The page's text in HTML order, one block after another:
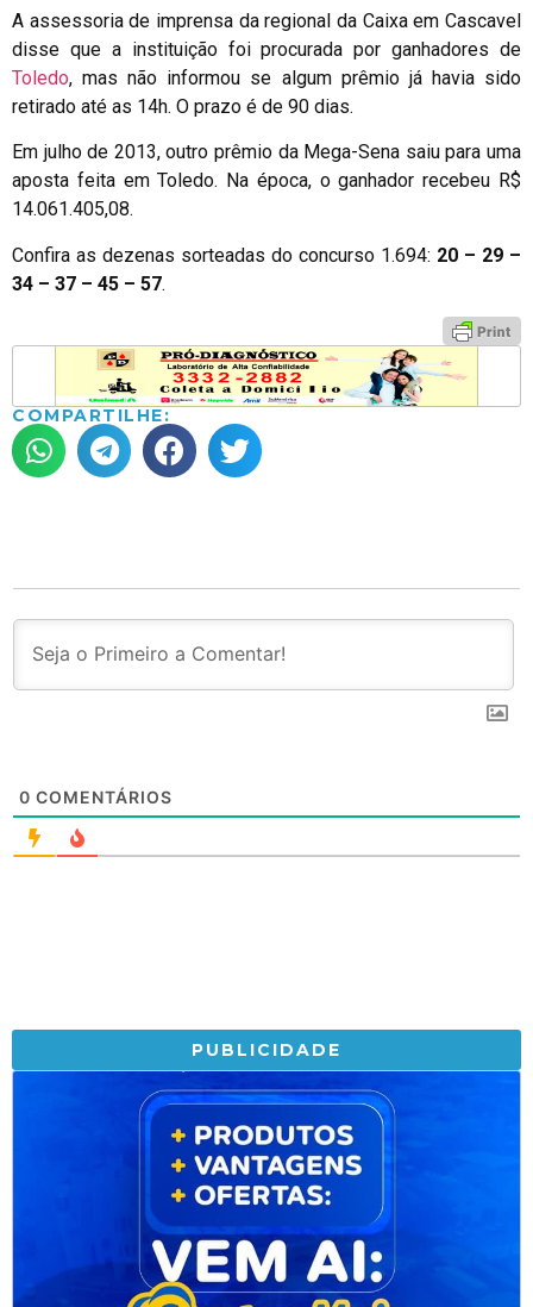
A assessoria de imprensa da regional da Caixa em Cascavel
disse que a instituição foi procurada por ganhadores de
Toledo, mas não informou se algum prêmio já havia sido
retirado até as 14h. O prazo é de 90 dias.
Em julho de 2013, outro prêmio da Mega-Sena saiu para uma
aposta feita em Toledo. Na época, o ganhador recebeu R$
14.061.405,08.
Confira as dezenas sorteadas do concurso 1.694: 20 – 29 –
34 – 37 – 45 – 57.
COMPARTILHE:
0 COMENTÁRIOS
PUBLICIDADE